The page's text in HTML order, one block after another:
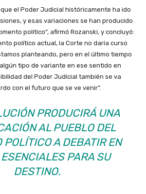
el Poder Judicial históricamente ha ido
y esas variaciones se han producido
político”, afirmó Rozanski, y concluyó:
político actual, la Corte no daría curso
planteando, pero en el último tiempo
tipo de variante en ese sentido en
del Poder Judicial también se va
con el futuro que se ve venir”.
PRODUCIRÁ UNA
AL PUEBLO DEL
POLÍTICO A DEBATIR EN
PARA SU
DESTINO.